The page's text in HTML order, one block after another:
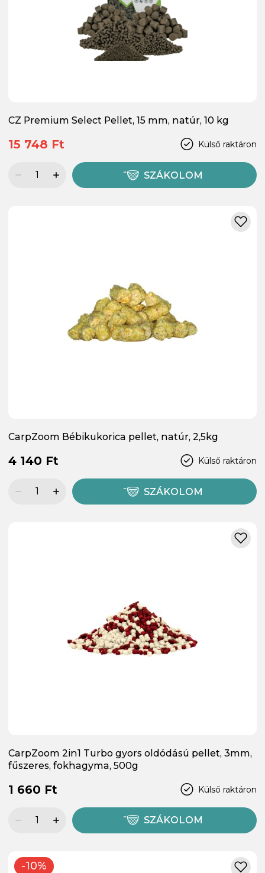
CZ Premium Select Pellet, 15 mm, natúr, 10 kg
Külső raktáron
15 748 Ft
SZÁKOLOM
CarpZoom Bébikukorica pellet, natúr, 2,5kg
Külső raktáron
4 140 Ft
SZÁKOLOM
CarpZoom 2in1 Turbo gyors oldódású pellet, 3mm,
fűszeres, fokhagyma, 500g
Külső raktáron
1 660 Ft
SZÁKOLOM
-10%